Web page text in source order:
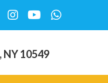
10549